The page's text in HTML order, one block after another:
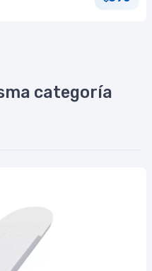
categoría